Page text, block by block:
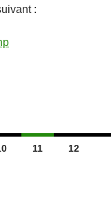
:
11 12